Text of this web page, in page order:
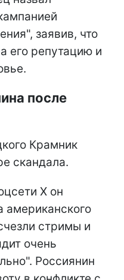
заявив, что
его репутацию и
после
Крамник
скандала.
X он
американского
стримы и
очень
Россиянин